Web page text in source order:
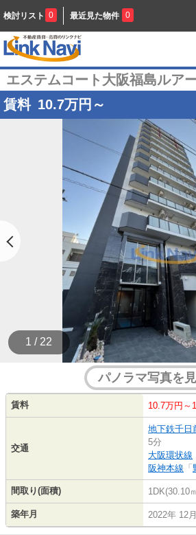
検討リスト 0 最近見た物件 0
エステムコート大阪福島ルア
賃料 10.7万円～
1 / 22
パノラマ写真を
賃料 10.7万円～
交通
地下鉄千日
5分
大阪環状線
阪神本線 「
間取り(面積) 1DK(30.10
築年月 2022年 12